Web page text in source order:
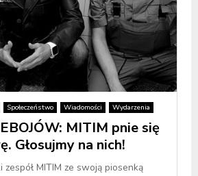
Społeczeństwo Wiadomości Wydarzenia
MITIM pnie się
Głosujmy na nich!
MITIM ze swoją piosenką